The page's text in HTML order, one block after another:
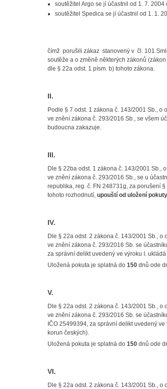
soutěžitel Argo se jí účastnil od 1. 7. 2004
soutěžitel Spedica se jí účastnil od 1. 1.
čímž porušili zákaz stanovený v čl. 101
soutěže a o změně některých zákonů
dle § 22a odst. 1 písm. b) tohoto zákona.
II.
Podle § 7 odst. 1 zákona č. 143/2001 Sb.,
ve znění zákona č. 293/2016 Sb., se všem
budoucna zakazuje.
III.
Dle § 22ba odst. 1 zákona č. 143/2001 Sb.,
ve znění zákona č. 293/2016 Sb., se u
republika, reg. č. FN 248731g, za porušení
tohoto rozhodnutí, upouští od uložení pokuty
IV.
Dle § 22a odst. 2 zákona č. 143/2001 Sb.,
ve znění zákona č. 293/2016 Sb. se
za správní delikt uvedený ve výroku I.
Uložená pokuta je splatná do 150 dnů ode
V.
Dle § 22a odst. 2 zákona č. 143/2001 Sb.,
ve znění zákona č. 293/2016 Sb. se
IČO 25499394, za správní delikt uvedený
korun českých).
Uložená pokuta je splatná do 150 dnů ode
VI.
Dle § 22a odst. 2 zákona č. 143/2001 Sb.,